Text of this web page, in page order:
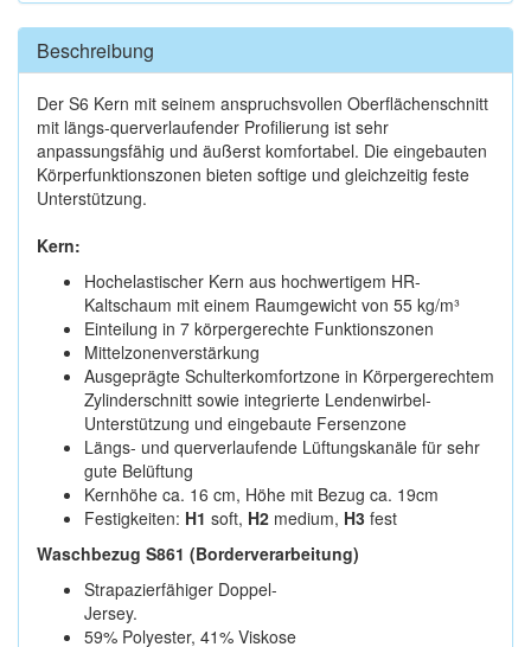
Beschreibung
Der S6 Kern mit seinem anspruchsvollen Oberflächenschnitt
mit längs-querverlaufender Profilierung ist sehr
anpassungsfähig und äußerst komfortabel. Die eingebauten
Körperfunktionszonen bieten softige und gleichzeitig feste
Unterstützung.
Kern:
Hochelastischer Kern aus hochwertigem HR-
Kaltschaum mit einem Raumgewicht von 55 kg/m³
Einteilung in 7 körpergerechte Funktionszonen
Mittelzonenverstärkung
Ausgeprägte Schulterkomfortzone in Körpergerechtem
Zylinderschnitt sowie integrierte Lendenwirbel-
Unterstützung und eingebaute Fersenzone
Längs- und querverlaufende Lüftungskanäle für sehr
gute Belüftung
Kernhöhe ca. 16 cm, Höhe mit Bezug ca. 19cm
Festigkeiten: H1 soft, H2 medium, H3 fest
Waschbezug S861 (Borderverarbeitung)
Strapazierfähiger Doppel-
Jersey.
59% Polyester, 41% Viskose